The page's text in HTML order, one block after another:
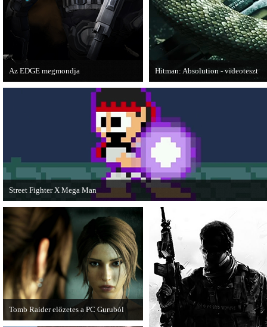
Az EDGE megmondja
Az egyik leghíresebb játékmagazin, az
EDGE is elmondja, hogy szerinte
melyek voltak idén a legjobb játékok.
Hitman: Absolution - videoteszt
Street Fighter X Mega Man
A Capcom ismert karakterei ismét összecsapnak - ingyenesen letölthető a Street
Fighter X Mega Man.
Tomb Raider előzetes a PC Guruból